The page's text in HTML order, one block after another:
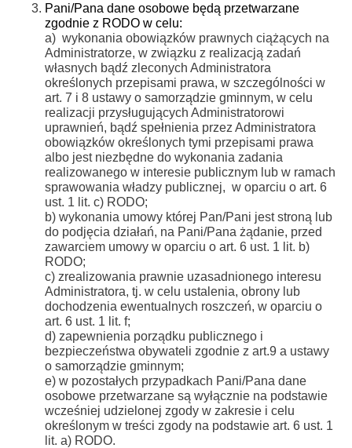
Pani/Pana dane osobowe będą przetwarzane
zgodnie z RODO w celu:
a) wykonania obowiązków prawnych ciążących na
Administratorze, w związku z realizacją zadań
własnych bądź zleconych Administratora
określonych przepisami prawa, w szczególności w
art. 7 i 8 ustawy o samorządzie gminnym, w celu
realizacji przysługujących Administratorowi
uprawnień, bądź spełnienia przez Administratora
obowiązków określonych tymi przepisami prawa
albo jest niezbędne do wykonania zadania
realizowanego w interesie publicznym lub w ramach
sprawowania władzy publicznej, w oparciu o art. 6
ust. 1 lit. c) RODO;
b) wykonania umowy której Pan/Pani jest stroną lub
do podjęcia działań, na Pani/Pana żądanie, przed
zawarciem umowy w oparciu o art. 6 ust. 1 lit. b)
RODO;
c) zrealizowania prawnie uzasadnionego interesu
Administratora, tj. w celu ustalenia, obrony lub
dochodzenia ewentualnych roszczeń, w oparciu o
art. 6 ust. 1 lit. f;
d) zapewnienia porządku publicznego i
bezpieczeństwa obywateli zgodnie z art.9 a ustawy
o samorządzie gminnym;
e) w pozostałych przypadkach Pani/Pana dane
osobowe przetwarzane są wyłącznie na podstawie
wcześniej udzielonej zgody w zakresie i celu
określonym w treści zgody na podstawie art. 6 ust. 1
lit. a) RODO.